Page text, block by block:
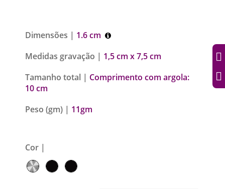
Dimensões | 1.6 cm
Medidas gravação | 1,5 cm x 7,5 cm
Tamanho total | Comprimento com argola:
10 cm
Peso (gm) | 11gm
Cor |